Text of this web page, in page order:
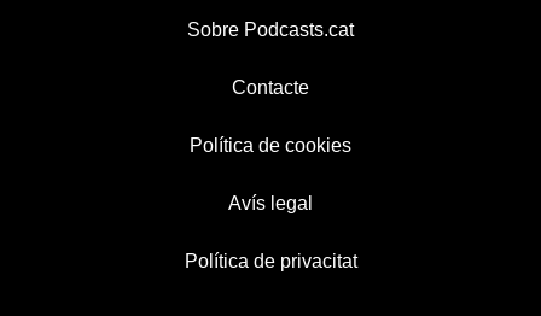
Sobre Podcasts.cat
Contacte
Política de cookies
Avís legal
Política de privacitat